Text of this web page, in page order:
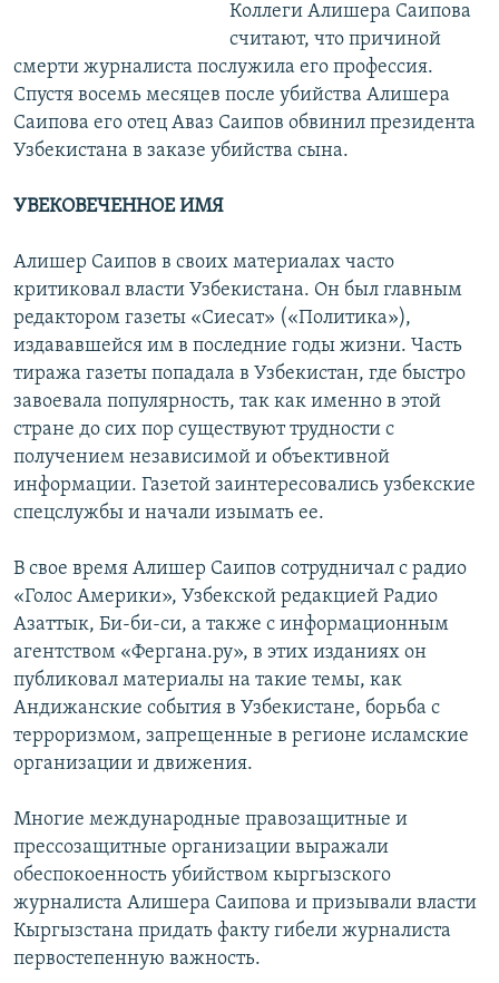
Коллеги Алишера Саипова
считают, что причиной
смерти журналиста послужила его профессия.
Спустя восемь месяцев после убийства Алишера
Саипова его отец Аваз Саипов обвинил президента
Узбекистана в заказе убийства сына.
УВЕКОВЕЧЕННОЕ ИМЯ
Алишер Саипов в своих материалах часто
критиковал власти Узбекистана. Он был главным
редактором газеты «Сиесат» («Политика»),
издававшейся им в последние годы жизни. Часть
тиража газеты попадала в Узбекистан, где быстро
завоевала популярность, так как именно в этой
стране до сих пор существуют трудности с
получением независимой и объективной
информации. Газетой заинтересовались узбекские
спецслужбы и начали изымать ее.
В свое время Алишер Саипов сотрудничал с радио
«Голос Америки», Узбекской редакцией Радио
Азаттык, Би-би-си, а также с информационным
агентством «Фергана.ру», в этих изданиях он
публиковал материалы на такие темы, как
Андижанские события в Узбекистане, борьба с
терроризмом, запрещенные в регионе исламские
организации и движения.
Многие международные правозащитные и
прессозащитные организации выражали
обеспокоенность убийством кыргызского
журналиста Алишера Саипова и призывали власти
Кыргызстана придать факту гибели журналиста
первостепенную важность.